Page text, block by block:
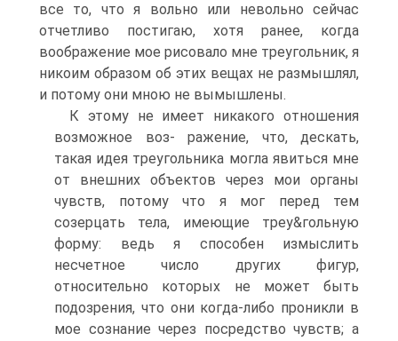
все то, что я вольно или невольно сейчас
отчетливо постигаю, хотя ранее, когда
воображение мое рисовало мне треугольник, я
никоим образом об этих вещах не размышлял,
и потому они мною не вымышлены.
К этому не имеет никакого отношения
возможное воз- ражение, что, дескать,
такая идея треугольника могла явиться мне
от внешних объектов через мои органы
чувств, потому что я мог перед тем
созерцать тела, имеющие треу&гольную
форму: ведь я способен измыслить
несчетное число других фигур,
относительно которых не может быть
подозрения, что они когда-либо проникли в
мое сознание через посредство чувств; а